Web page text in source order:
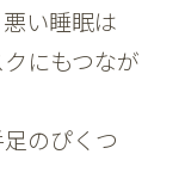
い睡眠は
にもつなが
のぴくつ